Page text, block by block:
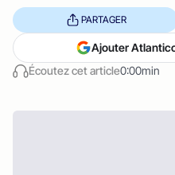
Écoutez cet article0:00min
PARTAGER
Ajouter